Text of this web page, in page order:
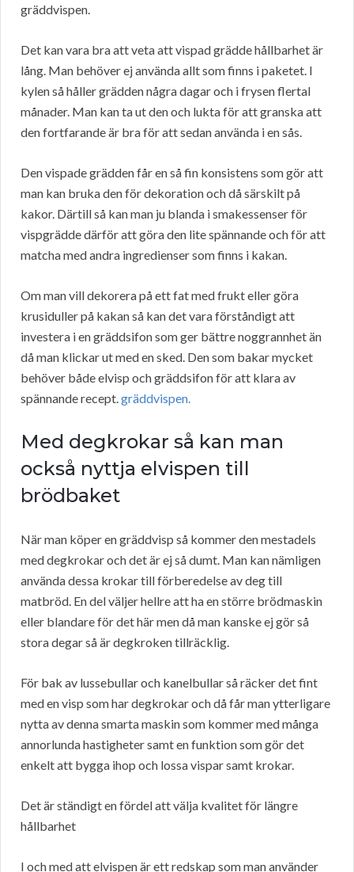
gräddvispen.
Det kan vara bra att veta att vispad grädde hållbarhet är
lång. Man behöver ej använda allt som finns i paketet. I
kylen så håller grädden några dagar och i frysen flertal
månader. Man kan ta ut den och lukta för att granska att
den fortfarande är bra för att sedan använda i en sås.
Den vispade grädden får en så fin konsistens som gör att
man kan bruka den för dekoration och då särskilt på
kakor. Därtill så kan man ju blanda i smakessenser för
vispgrädde därför att göra den lite spännande och för att
matcha med andra ingredienser som finns i kakan.
Om man vill dekorera på ett fat med frukt eller göra
krusiduller på kakan så kan det vara förståndigt att
investera i en gräddsifon som ger bättre noggrannhet än
då man klickar ut med en sked. Den som bakar mycket
behöver både elvisp och gräddsifon för att klara av
spännande recept.gräddvispen.
Med degkrokar så kan man
också nyttja elvispen till
brödbaket
När man köper en gräddvisp så kommer den mestadels
med degkrokar och det är ej så dumt. Man kan nämligen
använda dessa krokar till förberedelse av deg till
matbröd. En del väljer hellre att ha en större brödmaskin
eller blandare för det här men då man kanske ej gör så
stora degar så är degkroken tillräcklig.
För bak av lussebullar och kanelbullar så räcker det fint
med en visp som har degkrokar och då får man ytterligare
nytta av denna smarta maskin som kommer med många
annorlunda hastigheter samt en funktion som gör det
enkelt att bygga ihop och lossa vispar samt krokar.
Det är ständigt en fördel att välja kvalitet för längre
hållbarhet
I och med att elvispen är ett redskap som man använder